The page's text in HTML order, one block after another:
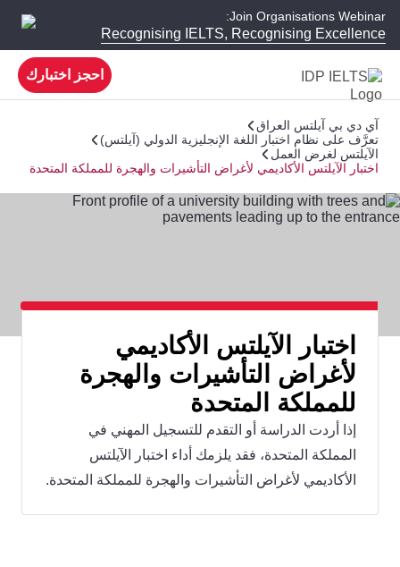
Join Organisations Webinar:
Recognising IELTS, Recognising Excellence
احجز اختبارك
آي دي بي آيلتس العراق
تعرَّف على نظام اختبار اللغة الإنجليزية الدولي (آيلتس)
الآيلتس لغرض العمل
اختبار الآيلتس الأكاديمي لأغراض التأشيرات والهجرة للمملكة المتحدة
اختبار الآيلتس الأكاديمي
لأغراض التأشيرات والهجرة
للمملكة المتحدة
إذا أردت الدراسة أو التقدم للتسجيل المهني في
المملكة المتحدة، فقد يلزمك أداء اختبار الآيلتس
الأكاديمي لأغراض التأشيرات والهجرة للمملكة المتحدة.